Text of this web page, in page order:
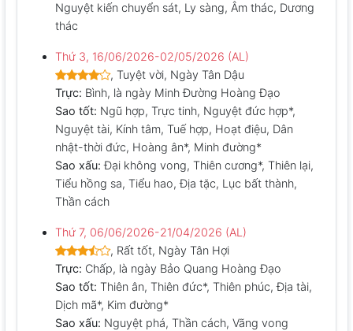
Nguyệt kiến chuyển sát, Ly sàng, Âm thác, Dương
thác
Thứ 3, 16/06/2026-02/05/2026 (AL)
, Tuyệt vời, Ngày Tân Dậu
Trực: Bình, là ngày Minh Đường Hoàng Đạo
Sao tốt: Ngũ hợp, Trực tinh, Nguyệt đức hợp*,
Nguyệt tài, Kính tâm, Tuế hợp, Hoạt điệu, Dân
nhật-thời đức, Hoàng ân*, Minh đường*
Sao xấu: Đại không vong, Thiên cương*, Thiên lại,
Tiểu hồng sa, Tiểu hao, Địa tặc, Lục bất thành,
Thần cách
Thứ 7, 06/06/2026-21/04/2026 (AL)
, Rất tốt, Ngày Tân Hợi
Trực: Chấp, là ngày Bảo Quang Hoàng Đạo
Sao tốt: Thiên ân, Thiên đức*, Thiên phúc, Địa tài,
Dịch mã*, Kim đường*
Sao xấu: Nguyệt phá, Thần cách, Vãng vong